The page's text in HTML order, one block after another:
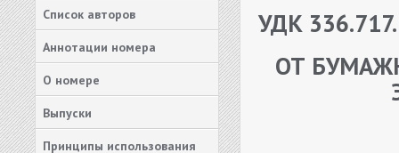
Список авторов
Аннотации номера
О номере
Выпуски
Принципы использования
УДК
ОТ